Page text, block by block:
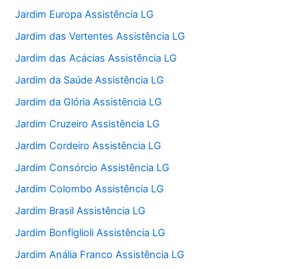
Jardim Europa Assistência LG
Jardim das Vertentes Assistência LG
Jardim das Acácias Assistência LG
Jardim da Saúde Assistência LG
Jardim da Glória Assistência LG
Jardim Cruzeiro Assistência LG
Jardim Cordeiro Assistência LG
Jardim Consórcio Assistência LG
Jardim Colombo Assistência LG
Jardim Brasil Assistência LG
Jardim Bonfiglioli Assistência LG
Jardim Anália Franco Assistência LG